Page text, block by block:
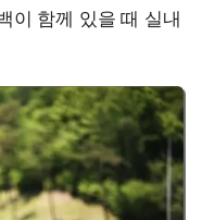
이 함께 있을 때 실내